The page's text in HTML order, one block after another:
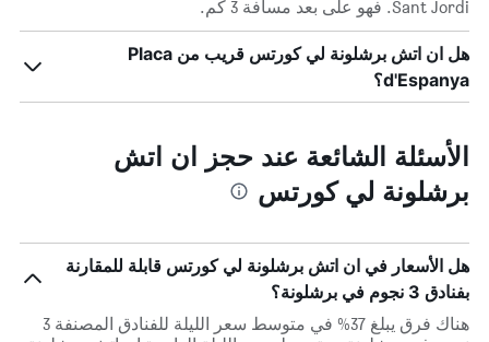
Sant Jordi. فهو على بعد مسافة 3 كم.
هل ان اتش برشلونة لي كورتس قريب من Placa
d'Espanya؟
الأسئلة الشائعة عند حجز ان اتش
برشلونة لي كورتس
هل الأسعار في ان اتش برشلونة لي كورتس قابلة للمقارنة
بفنادق 3 نجوم في برشلونة؟
هناك فرق يبلغ 37% في متوسط ​​سعر الليلة للفنادق المصنفة 3